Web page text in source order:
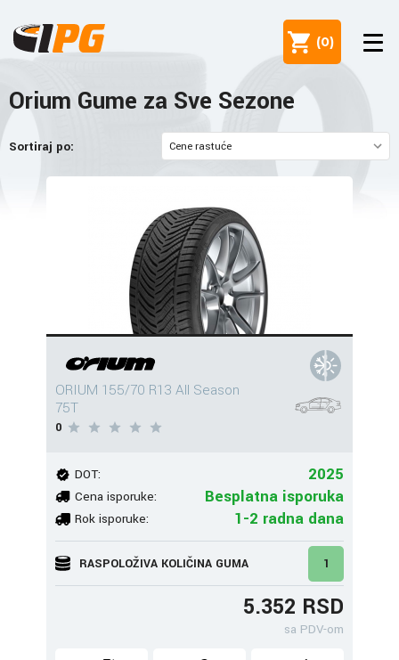
(0)
Orium Gume za Sve Sezone
Sortiraj po:
ORIUM 155/70 R13 All Season
75T
0
DOT: 2025
Cena isporuke: Besplatna isporuka
Rok isporuke: 1-2 radna dana
RASPOLOŽIVA KOLIČINA GUMA 1
5.352 RSD
sa PDV-om